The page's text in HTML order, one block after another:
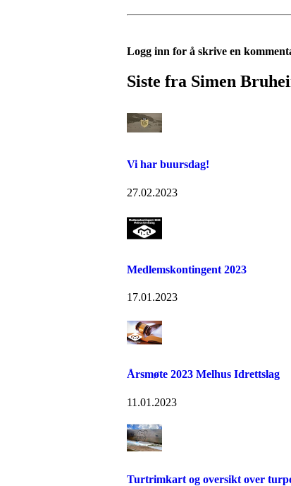
Logg inn for å skrive en
Siste fra Simen
Vi har buursdag!
27.02.2023
Medlemskontingent 2023
17.01.2023
Årsmøte 2023 Melhus Idrettslag
11.01.2023
Turtrimkart og oversikt over